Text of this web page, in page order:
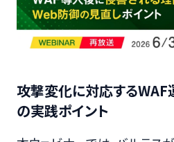
攻撃変化に対応するWAF
の実践ポイント